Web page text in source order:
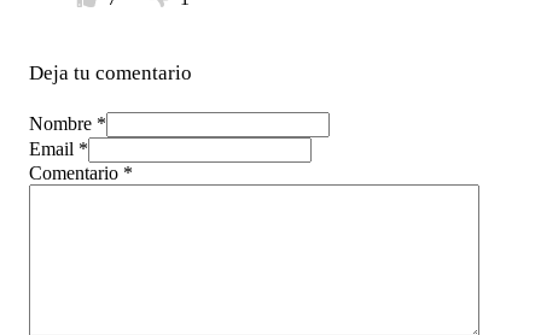
Deja tu comentario
Nombre *
Email *
Comentario *